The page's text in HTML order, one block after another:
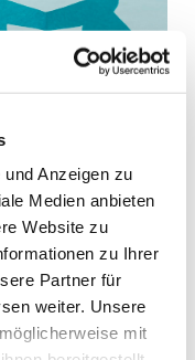
Anzeigen zu
Medien anbieten
Website zu
zu Ihrer
Partner für
weiter. Unsere
mit